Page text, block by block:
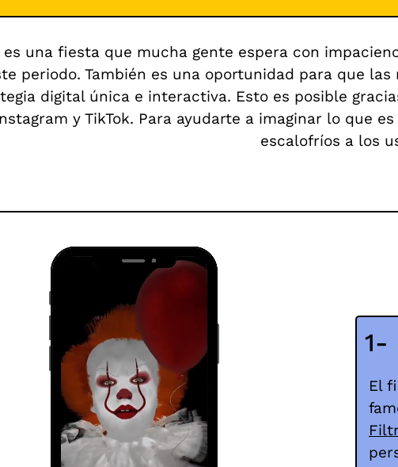
es una fiesta que mucha gente espera con
periodo. También es una oportunidad para que
digital única e interactiva. Esto es posible
y TikTok. Para ayudarte a imaginar lo que
escalofríos a los
1-
El